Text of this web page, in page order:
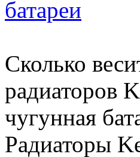
батареи
Сколько
радиаторов
чугунная
Радиаторы